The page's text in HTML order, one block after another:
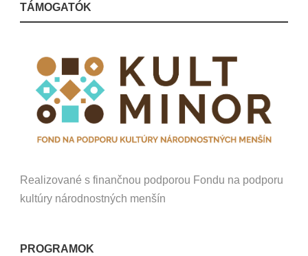
TÁMOGATÓK
Realizované s finančnou podporou Fondu na podporu
kultúry národnostných menšín
PROGRAMOK